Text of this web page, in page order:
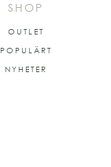
SHOP
OUTLET
POPULÄRT
NYHETER